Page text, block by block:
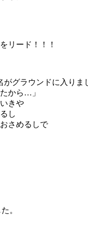
リード！！！
がグラウンドに入りま
から…」
きや
し
さめるしで
。